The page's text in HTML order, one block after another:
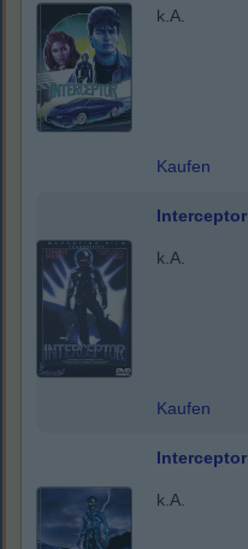
k.A.
Kaufen
Interceptor
k.A.
Kaufen
Interceptor
k.A.